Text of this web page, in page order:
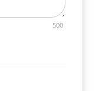
500